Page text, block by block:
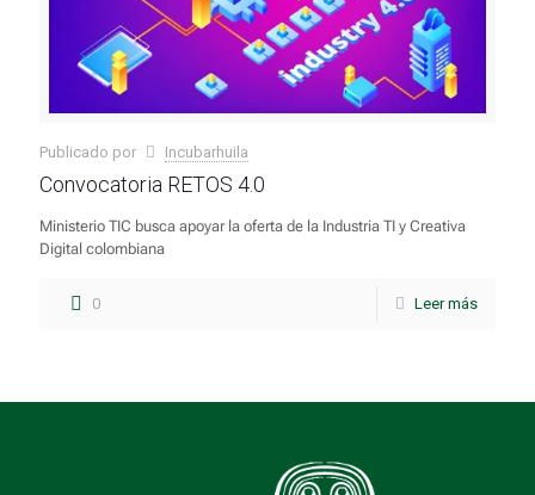
Publicado por Incubarhuila
Convocatoria RETOS 4.0
Ministerio TIC busca apoyar la oferta de la Industria TI y Creativa
Digital colombiana
0 Leer más